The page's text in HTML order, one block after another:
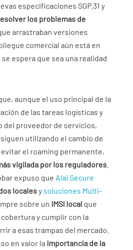
especificaciones SGP.31 y
los problemas de
arrastraban versiones
comercial aún está en
espera que sea una realidad
aunque el uso principal de la
de las tareas logísticas y
del proveedor de servicios,
utilizando el cambio de
evitar el roaming permanente,
vigilada por los reguladores.
expuso que Alai Secure
localesy soluciones Multi-
sobre un IMSI local que
y cumplir con la
a esas trampas del mercado.
en valor la importancia de la